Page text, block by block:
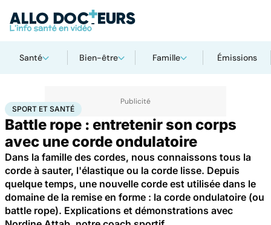
Santé Bien-être Famille Émissions
AccueilBien-êtreSport santé Sport et santé
SPORT ET SANTÉ
Battle rope : entretenir son corps
avec une corde ondulatoire
Dans la famille des cordes, nous connaissons tous la
corde à sauter, l'élastique ou la corde lisse. Depuis
quelque temps, une nouvelle corde est utilisée dans le
domaine de la remise en forme : la corde ondulatoire (ou
battle rope). Explications et démonstrations avec